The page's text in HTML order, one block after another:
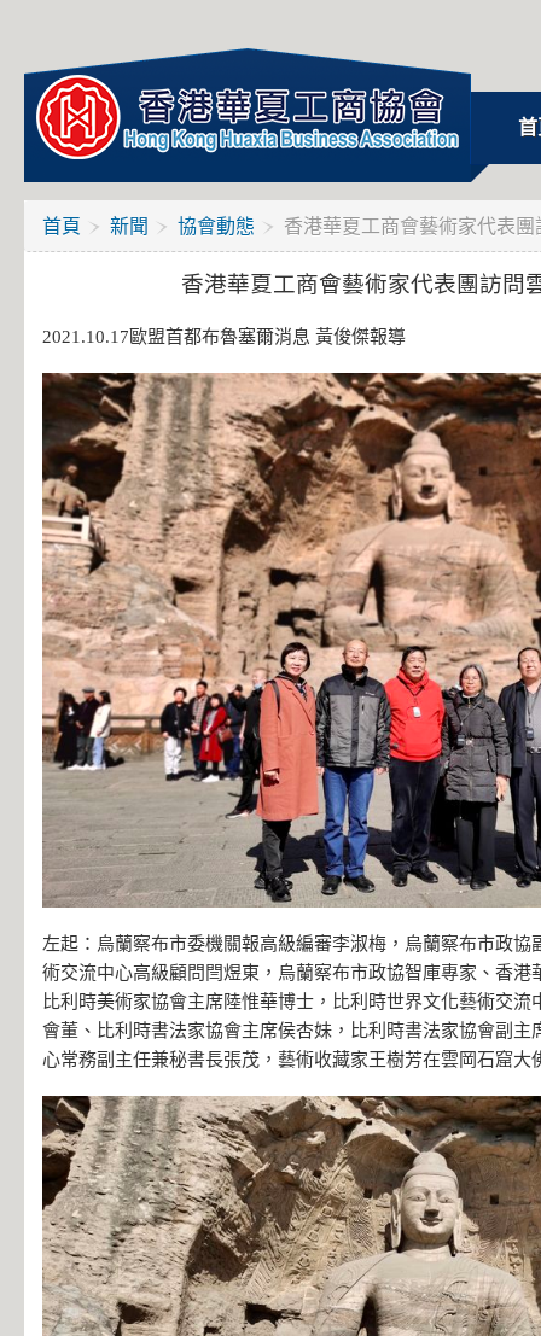
首
首頁 新聞 協會動態 香港華夏工商會藝術家代表
香港華夏工商會藝術家代表團訪問
2021.10.17歐盟首都布魯塞爾消息 黃俊傑報導
左起：烏蘭察布市委機關報高級編審李淑梅，烏蘭察布市政協
術交流中心高級顧問閆煜東，烏蘭察布市政協智庫專家、香港
比利時美術家協會主席陸惟華博士，比利時世界文化藝術交流
會董、比利時書法家協會主席侯杏妹，比利時書法家協會副主
心常務副主任兼秘書長張茂，藝術收藏家王樹芳在雲岡石窟大